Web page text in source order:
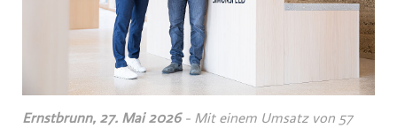
Ernstbrunn, 27. Mai 2026- Mit einem Umsatz von 57